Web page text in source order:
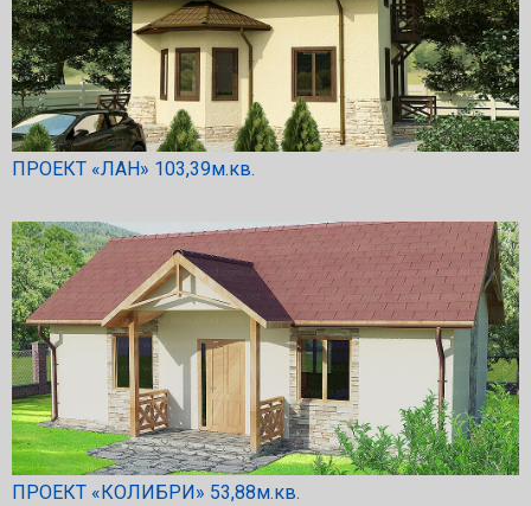
ПРОЕКТ «ЛАН» 103,39м.кв.
ПРОЕКТ «КОЛИБРИ» 53,88м.кв.